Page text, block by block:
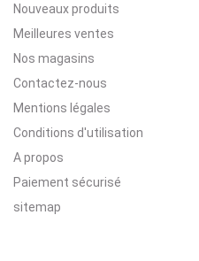
Nouveaux produits
Meilleures ventes
Nos magasins
Contactez-nous
Mentions légales
Conditions d'utilisation
A propos
Paiement sécurisé
sitemap